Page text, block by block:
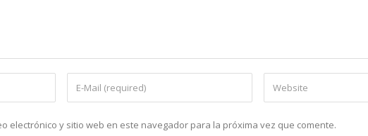
electrónico y sitio web en este navegador para la próxima vez que comente.